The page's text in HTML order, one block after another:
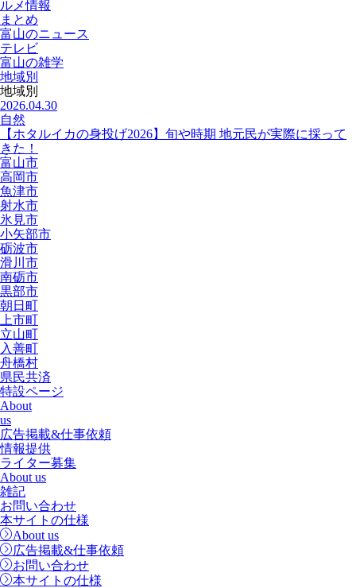
ルメ情報
まとめ
富山のニュース
テレビ
富山の雑学
地域別
地域別
2026.04.30
自然
【ホタルイカの身投げ2026】旬や時期 地元民が実際に採って
きた！
富山市
高岡市
魚津市
射水市
氷見市
小矢部市
砺波市
滑川市
南砺市
黒部市
朝日町
上市町
立山町
入善町
舟橋村
県民共済
特設ページ
About
us
広告掲載&仕事依頼
情報提供
ライター募集
About us
雑記
お問い合わせ
本サイトの仕様
About us
広告掲載&仕事依頼
お問い合わせ
本サイトの仕様